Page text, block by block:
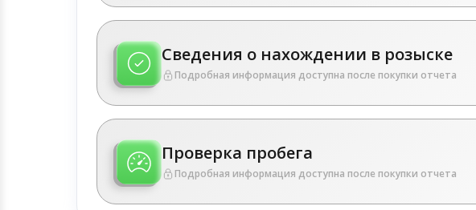
Сведения о нахождении в розыске
Подробная информация доступна после покупки отчета
Проверка пробега
Подробная информация доступна после покупки отчета